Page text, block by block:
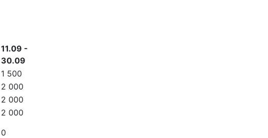
11.09 -
30.09
1 500
2 000
2 000
2 000
0